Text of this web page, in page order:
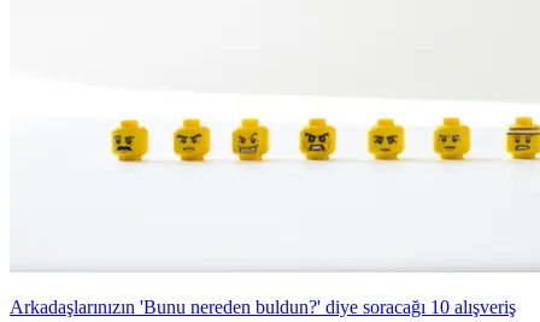
Arkadaşlarınızın 'Bunu nereden buldun?' diye soracağı 10 alışveriş